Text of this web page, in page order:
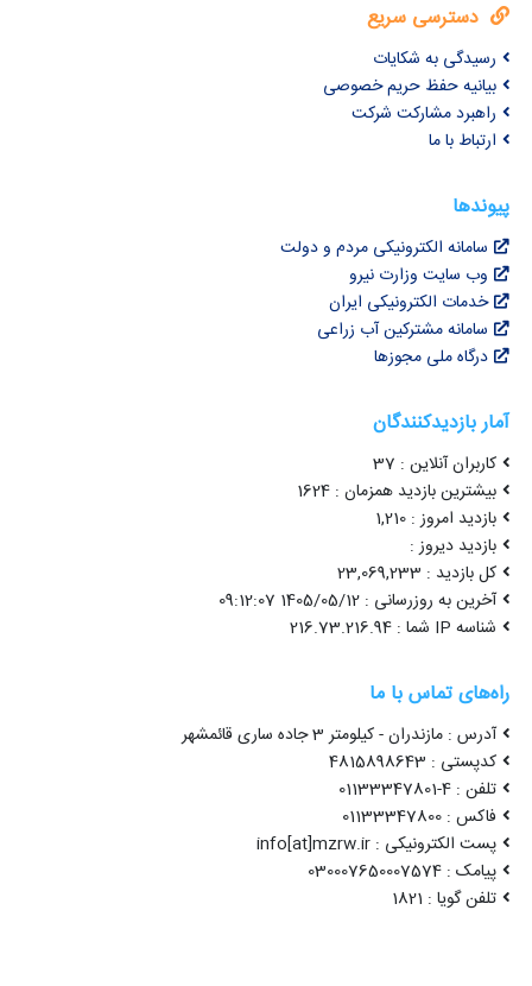
دسترسی سریع
رسیدگی به شکایات
بیانیه حفظ حریم خصوصی
راهبرد مشارکت شرکت
ارتباط با ما
پیوندها
سامانه الکترونیکی مردم و دولت
وب سایت وزارت نیرو
خدمات الکترونیکی ایران
سامانه مشترکین آب زراعی
درگاه ملی مجوزها
آمار بازدیدکنندگان
کاربران آنلاین : 37
بیشترین بازدید همزمان : 1624
بازدید امروز : 1,210
بازدید دیروز :
کل بازدید : 23,069,233
آخرین به روزرسانی : 1405/05/12 09:12:07
شناسه IP شما : 216.73.216.94
راه‌های تماس با ما
آدرس : مازندران - کیلومتر 3 جاده ساری قائمشهر
کدپستی : 4815898643
تلفن : 4-01133347801
فاکس : 01133347800
پست الکترونیکی : info[at]mzrw.ir
پیامک : 030007650007574
تلفن گویا : 1821